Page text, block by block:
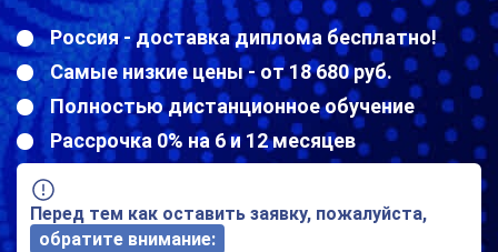
Россия - доставка диплома бесплатно!
Самые низкие цены - от 18 680 руб.
Полностью дистанционное обучение
Рассрочка 0% на 6 и 12 месяцев
Перед тем как оставить заявку, пожалуйста,
обратите внимание: